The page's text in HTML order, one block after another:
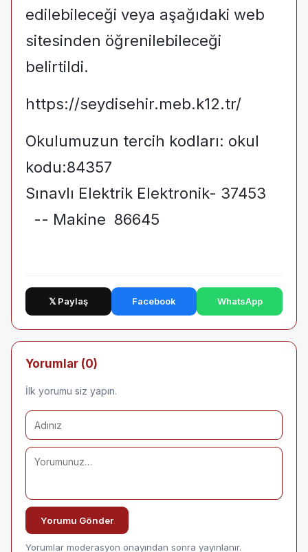
edilebileceği veya aşağıdaki web
sitesinden öğrenilebileceği
belirtildi.
https://seydisehir.meb.k12.tr/
Okulumuzun tercih kodları: okul
kodu:84357
Sınavlı Elektrik Elektronik- 37453
-- Makine 86645
𝕏 Paylaş Facebook WhatsApp
Yorumlar (0)
İlk yorumu siz yapın.
Yorumu Gönder
Yorumlar moderasyon onayından sonra yayınlanır.